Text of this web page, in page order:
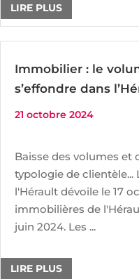
LIRE PLUS
Immobilier : le
s’effondre dans
21 octobre 2024
Baisse des volumes et
typologie de clientèle...
l'Hérault dévoile le 17
immobilières de
juin 2024. Les ...
LIRE PLUS